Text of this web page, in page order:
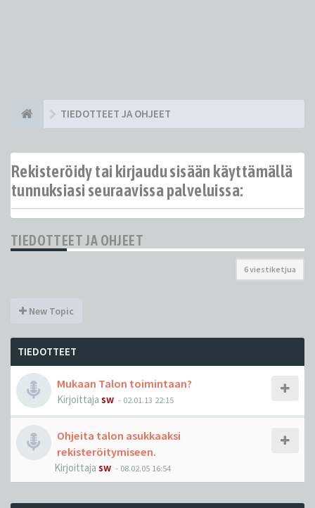
TIEDOTTEET JA OHJEET
Rekisteröidy tai kirjaudu sisään käyttämällä
tunnuksiasi seuraavissa palveluissa:
TIEDOTTEET JA OHJEET
6 viestiketjua
New Topic
TIEDOTTEET
Mukaan Talon toimintaan?
Kirjoittaja sw - 02.01.13 22:15
Ohjeita talon asukkaaksi
rekisteröitymiseen.
Kirjoittaja sw - 08.02.05 16:54